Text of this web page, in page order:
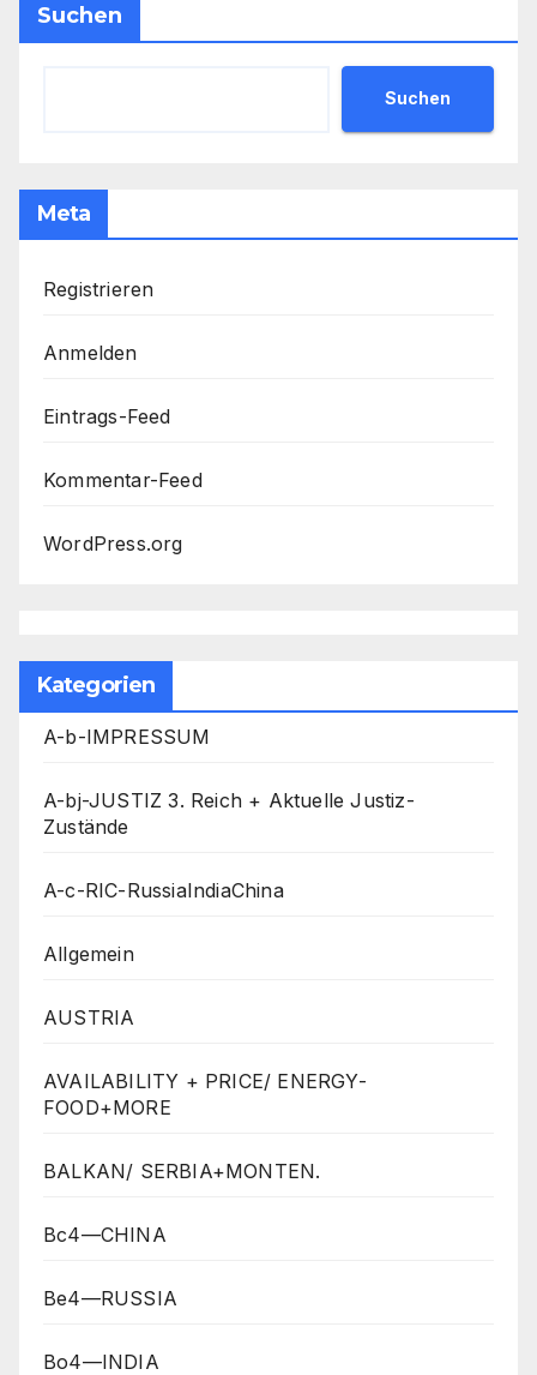
Suchen
Suchen
Meta
Registrieren
Anmelden
Eintrags-Feed
Kommentar-Feed
WordPress.org
Kategorien
A-b-IMPRESSUM
A-bj-JUSTIZ 3. Reich + Aktuelle Justiz-
Zustände
A-c-RIC-RussiaIndiaChina
Allgemein
AUSTRIA
AVAILABILITY + PRICE/ ENERGY-
FOOD+MORE
BALKAN/ SERBIA+MONTEN.
Bc4—CHINA
Be4—RUSSIA
Bo4—INDIA